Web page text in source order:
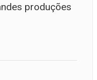
produções